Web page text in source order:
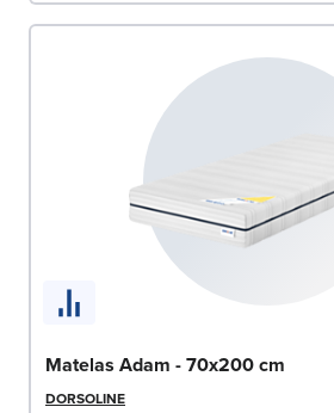
Matelas Adam - 70x200 cm
DORSOLINE